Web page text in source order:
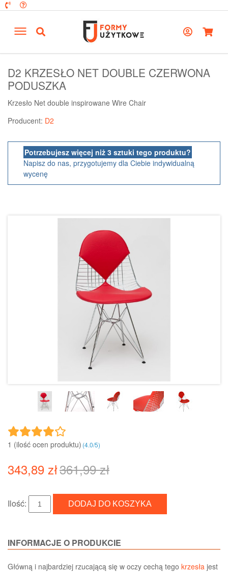
D2 KRZESŁO NET DOUBLE CZERWONA
PODUSZKA
Krzesło Net double inspirowane Wire Chair
Producent: D2
Potrzebujesz więcej niż 3 sztuki tego produktu?
Napisz do nas, przygotujemy dla Ciebie indywidualną
wycenę
1 (ilość ocen produktu)‎(4.0/5)
343,89 zł361,99 zł
Ilość:
INFORMACJE O PRODUKCIE
Główną i najbardziej rzucającą się w oczy cechą tego krzesła jest